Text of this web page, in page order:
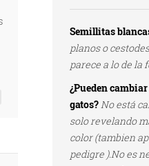
Semillitas
planos o
parece a lo de la
¿Pueden
gatos?No está
solo revelando
color (tambien
pedigre ).No es